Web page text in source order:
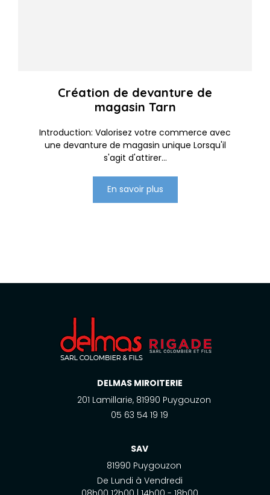
Création de devanture de
magasin Tarn
Introduction: Valorisez votre commerce avec
une devanture de magasin unique Lorsqu'il
s'agit d'attirer...
En savoir plus
DELMAS MIROITERIE
201 Lamillarie, 81990 Puygouzon
05 63 54 19 19
SAV
81990 Puygouzon
De Lundi à Vendredi